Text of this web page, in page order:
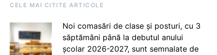
CELE MAI CITITE ARTICOLE
Noi comasări de clase și posturi, cu 3
săptămâni până la debutul anului
școlar 2026-2027, sunt semnalate de